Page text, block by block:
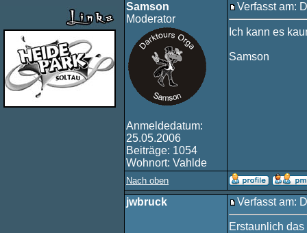
Samson
Moderator
Anmeldedatum:
25.05.2006
Beiträge: 1054
Wohnort: Vahlde
Verfasst am:
Ich kann es
Samson
Nach oben
jwbruck Verfasst am:
Erstaunlich